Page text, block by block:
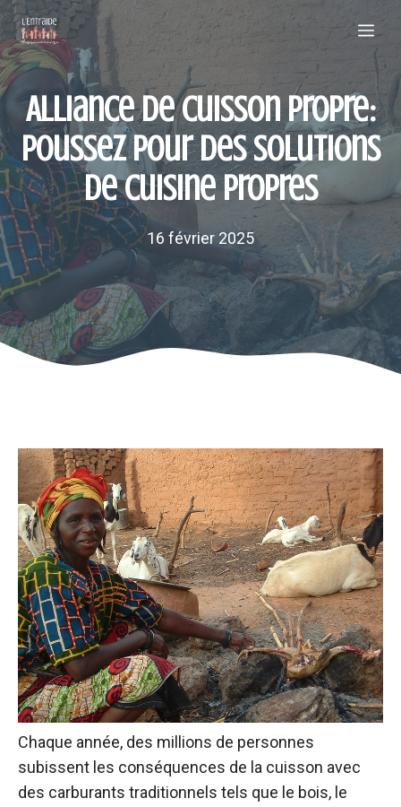
Aller
au
contenu
Alliance de cuisson propre:
poussez pour des solutions
de cuisine propres
16 février 2025
Chaque année, des millions de personnes
subissent les conséquences de la cuisson avec
des carburants traditionnels tels que le bois, le